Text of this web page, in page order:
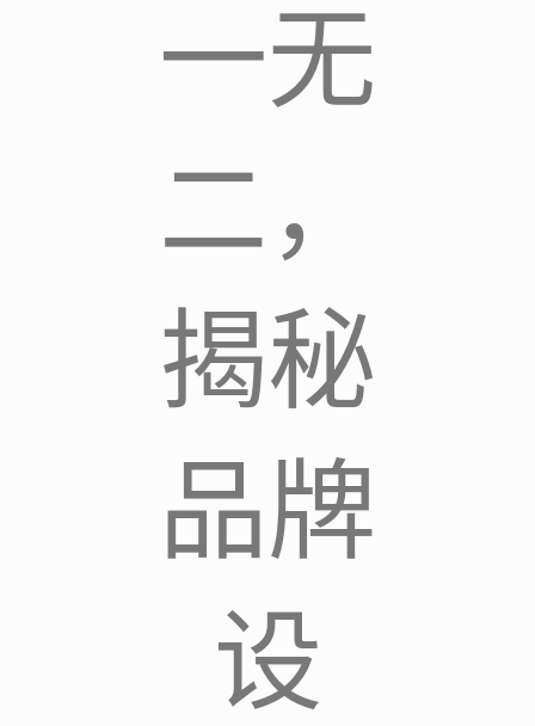
一无
二，
揭秘
品牌
设